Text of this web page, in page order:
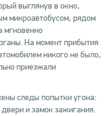
выглянув в окно,
микроавтобусом, рядом
мгновенно
На момент прибытия
никого не было,
приезжали
следы попытки угона:
и замок зажигания.